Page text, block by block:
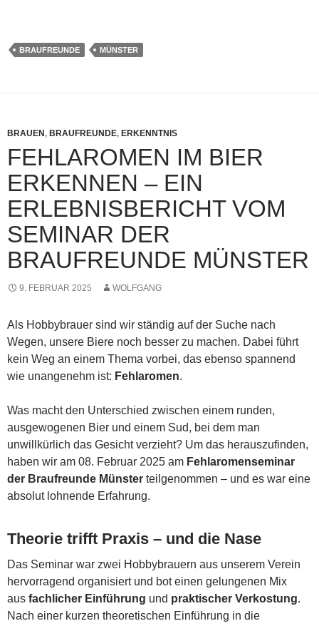
BRAUFREUNDE MÜNSTER
BRAUEN , BRAUFREUNDE, ERKENNTNIS
FEHLAROMEN IM BIER
ERKENNEN – EIN
ERLEBNISBERICHT VOM
SEMINAR DER
BRAUFREUNDE MÜNSTER
9. FEBRUAR 2025 WOLFGANG
Als Hobbybrauer sind wir ständig auf der Suche nach
Wegen, unsere Biere noch besser zu machen. Dabei führt
kein Weg an einem Thema vorbei, das ebenso spannend
wie unangenehm ist: Fehlaromen.
Was macht den Unterschied zwischen einem runden,
ausgewogenen Bier und einem Sud, bei dem man
unwillkürlich das Gesicht verzieht? Um das herauszufinden,
haben wir am 08. Februar 2025 am Fehlaromenseminar
der Braufreunde Münster teilgenommen – und es war eine
absolut lohnende Erfahrung.
Theorie trifft Praxis – und die Nase
Das Seminar war zwei Hobbybrauern aus unserem Verein
hervorragend organisiert und bot einen gelungenen Mix
aus fachlicher Einführung und praktischer Verkostung.
Nach einer kurzen theoretischen Einführung in die